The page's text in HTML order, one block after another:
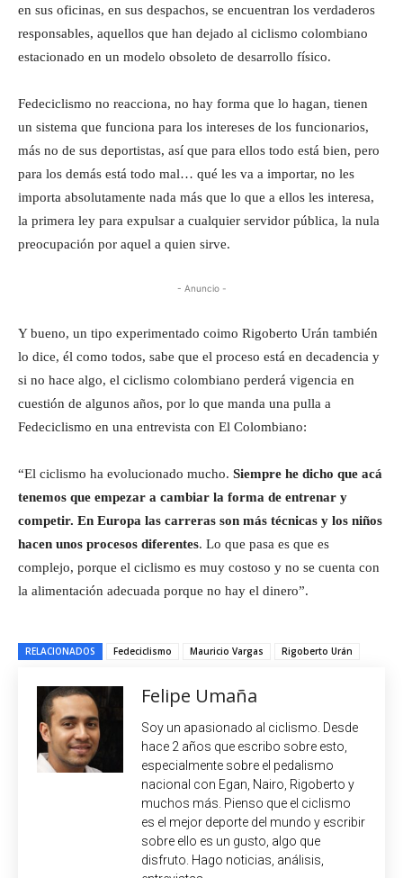
en sus oficinas, en sus despachos, se encuentran los verdaderos
responsables, aquellos que han dejado al ciclismo colombiano
estacionado en un modelo obsoleto de desarrollo físico.
Fedeciclismo no reacciona, no hay forma que lo hagan, tienen
un sistema que funciona para los intereses de los funcionarios,
más no de sus deportistas, así que para ellos todo está bien, pero
para los demás está todo mal… qué les va a importar, no les
importa absolutamente nada más que lo que a ellos les interesa,
la primera ley para expulsar a cualquier servidor pública, la nula
preocupación por aquel a quien sirve.
- Anuncio -
Y bueno, un tipo experimentado coimo Rigoberto Urán también
lo dice, él como todos, sabe que el proceso está en decadencia y
si no hace algo, el ciclismo colombiano perderá vigencia en
cuestión de algunos años, por lo que manda una pulla a
Fedeciclismo en una entrevista con El Colombiano:
“El ciclismo ha evolucionado mucho. Siempre he dicho que acá
tenemos que empezar a cambiar la forma de entrenar y
competir. En Europa las carreras son más técnicas y los niños
hacen unos procesos diferentes. Lo que pasa es que es
complejo, porque el ciclismo es muy costoso y no se cuenta con
la alimentación adecuada porque no hay el dinero”.
RELACIONADOS Fedeciclismo Mauricio Vargas Rigoberto Urán
Felipe Umaña
Soy un apasionado al ciclismo. Desde
hace 2 años que escribo sobre esto,
especialmente sobre el pedalismo
nacional con Egan, Nairo, Rigoberto y
muchos más. Pienso que el ciclismo
es el mejor deporte del mundo y escribir
sobre ello es un gusto, algo que
disfruto. Hago noticias, análisis,